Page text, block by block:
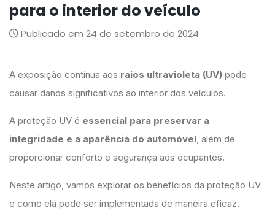
para o interior do veículo
Publicado em 24 de setembro de 2024
A exposição contínua aos raios ultravioleta (UV) pode
causar danos significativos ao interior dos veículos.
A proteção UV é essencial para preservar a
integridade e a aparência do automóvel , além de
proporcionar conforto e segurança aos ocupantes.
Neste artigo, vamos explorar os benefícios da proteção UV
e como ela pode ser implementada de maneira eficaz.